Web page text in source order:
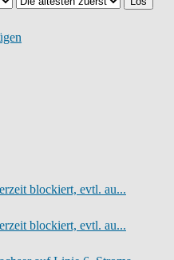
blockiert, evtl. au...
blockiert, evtl. au...